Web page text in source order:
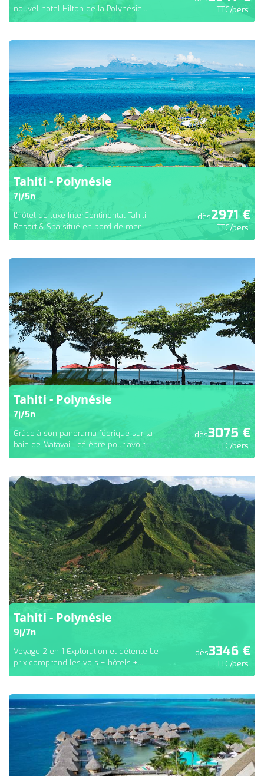
nouvel hotel Hilton de la Polynésie...
TTC/pers.
Tahiti - Polynésie
7j/5n
L'hôtel de luxe InterContinental Tahiti
Resort & Spa situé en bord de mer...
dès2971 €
TTC/pers.
Tahiti - Polynésie
7j/5n
Grâce à son panorama féerique sur la
baie de Matavai - célèbre pour avoir...
dès3075 €
TTC/pers.
Tahiti - Polynésie
9j/7n
Voyage 2 en 1 Exploration et détente Le
prix comprend les vols + hôtels +...
dès3346€
TTC/pers.